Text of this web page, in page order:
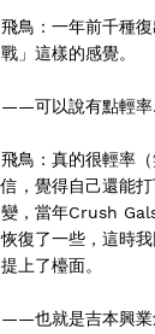
飛鳥：一年前千種
戰」這樣的感覺。
——可以說有點輕
飛鳥：真的很輕率
信，覺得自己還能
變，當年Crush
恢復了一些，這時
提上了檯面。
——也就是吉本興業